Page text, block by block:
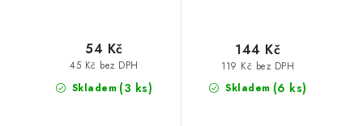
Skladem (3 ks)
45 Kč bez DPH
54 Kč
Skladem (6 ks)
119 Kč bez DPH
144 Kč